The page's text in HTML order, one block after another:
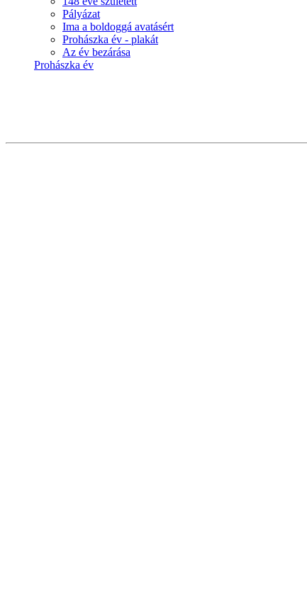
Pályázat
Ima a boldoggá avatásért
Prohászka év - plakát
Az év bezárása
Prohászka év